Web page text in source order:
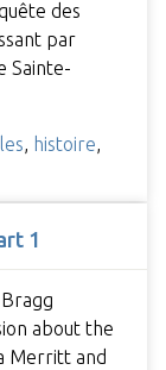
des
par
Sainte-
, histoire,
1
about the
Merritt and